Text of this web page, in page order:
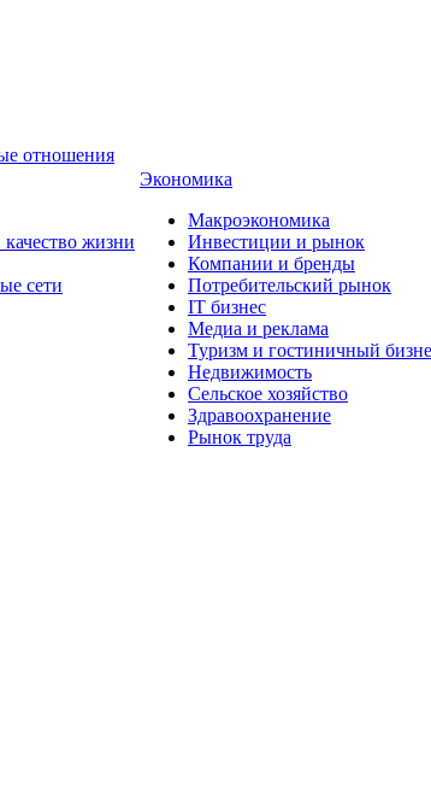
отношения
качество жизни
сети
Экономика
Макроэкономика
Инвестиции и рынок
Компании и бренды
Потребительский рынок
IT бизнес
Медиа и реклама
Туризм и гостиничный
Недвижимость
Сельское хозяйство
Здравоохранение
Рынок труда